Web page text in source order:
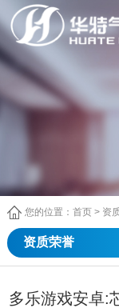
您的位置： 首页> 资
资质荣誉
多乐游戏安卓: